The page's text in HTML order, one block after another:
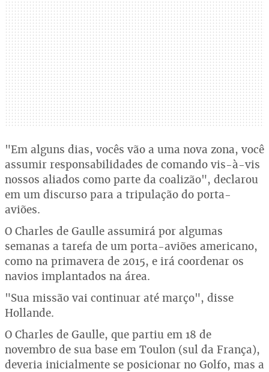
"Em alguns dias, vocês vão a uma nova zona, você
assumir responsabilidades de comando vis-à-vis
nossos aliados como parte da coalizão", declarou
em um discurso para a tripulação do porta-
aviões.
O Charles de Gaulle assumirá por algumas
semanas a tarefa de um porta-aviões americano,
como na primavera de 2015, e irá coordenar os
navios implantados na área.
"Sua missão vai continuar até março", disse
Hollande.
O Charles de Gaulle, que partiu em 18 de
novembro de sua base em Toulon (sul da França),
deveria inicialmente se posicionar no Golfo, mas a